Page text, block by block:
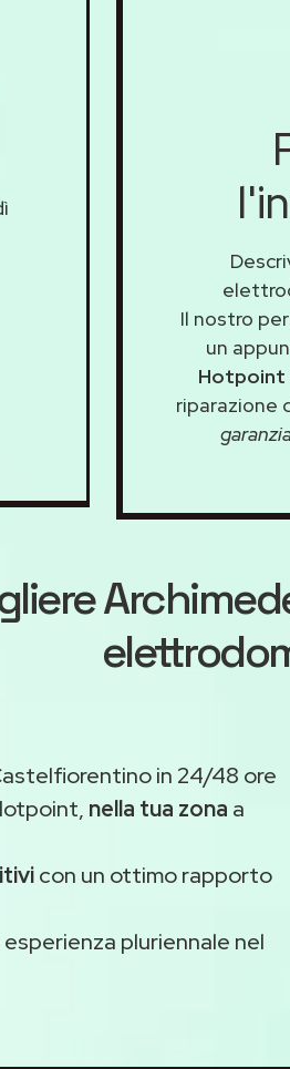
Il nostro
un
Hotpoint
riparazione
in 24/48 ore
nella tua zona a
con un ottimo rapporto
pluriennale nel